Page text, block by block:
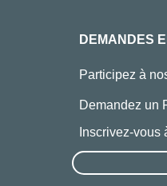
DEMANDES
Participez à
Demandez un
Inscrivez-vous